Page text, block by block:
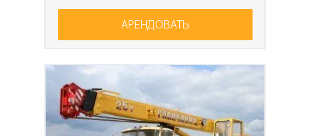
АРЕНДОВАТЬ